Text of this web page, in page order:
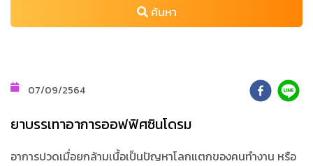
ค้นหา
07/09/2564
ยาบรรเทาอาการออฟฟิศซินโดรม
อาการปวดเมื่อยกล้ามเนื้อเป็นปัญหาโลกแตกของคนทำงาน หรือ